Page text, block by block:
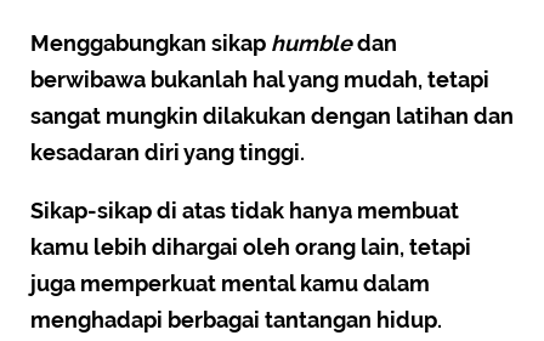
Menggabungkan sikap humbledan
berwibawa bukanlah hal yang mudah, tetapi
sangat mungkin dilakukan dengan latihan dan
kesadaran diri yang tinggi.
Sikap-sikap di atas tidak hanya membuat
kamu lebih dihargai oleh orang lain, tetapi
juga memperkuat mental kamu dalam
menghadapi berbagai tantangan hidup.